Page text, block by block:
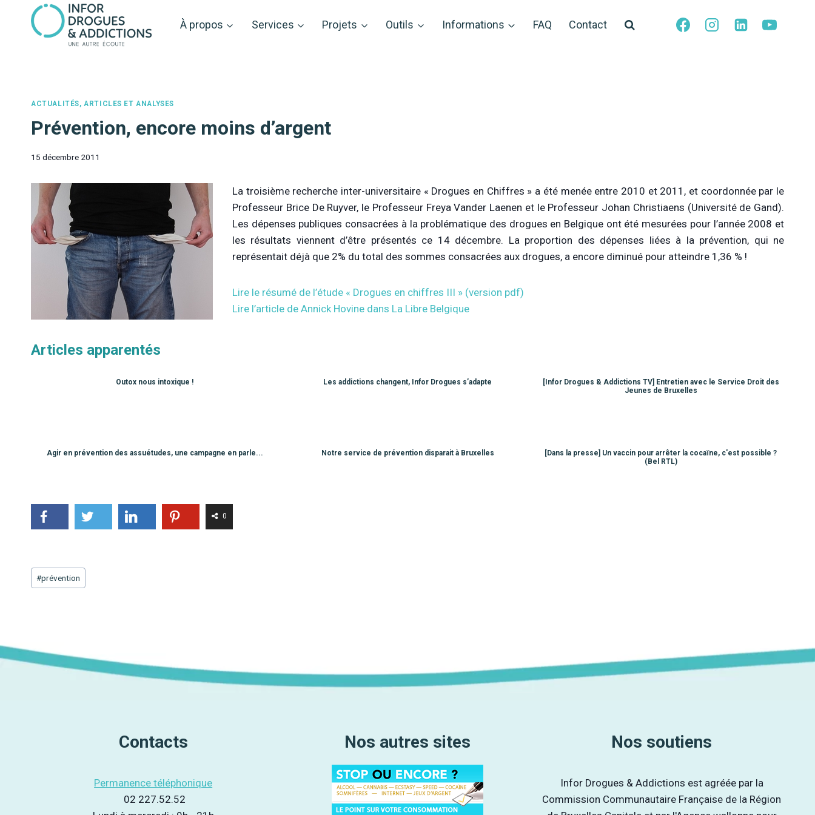
À propos Services Projets Outils Informations FAQ Contact
ACTUALITÉS, ARTICLES ET ANALYSES
Prévention, encore moins d’argent
15 décembre 2011
La troisième recherche inter-universitaire « Drogues en Chiffres » a été menée entre 2010 et 2011, et coordonnée par le
Professeur Brice De Ruyver, le Professeur Freya Vander Laenen et le Professeur Johan Christiaens (Université de Gand).
Les dépenses publiques consacrées à la problématique des drogues en Belgique ont été mesurées pour l’année 2008 et
les résultats viennent d’être présentés ce 14 décembre. La proportion des dépenses liées à la prévention, qui ne
représentait déjà que 2% du total des sommes consacrées aux drogues, a encore diminué pour atteindre 1,36 % !
Lire le résumé de l’étude « Drogues en chiffres III » (version pdf)
Lire l’article de Annick Hovine dans La Libre Belgique
Articles apparentés
Outox nous intoxique ! Les addictions changent, Infor Drogues s’adapte
[Infor Drogues & Addictions TV] Entretien avec le Service Droit des
Jeunes de Bruxelles
Agir en prévention des assuétudes, une campagne en parle... Notre service de prévention disparait à Bruxelles
[Dans la presse] Un vaccin pour arrêter la cocaïne, c'est possible ?
(Bel RTL)
0
Étiquettes
de
#prévention
Contacts
Permanence téléphonique
02 227.52.52
Nos autres sites Nos soutiens
Infor Drogues & Addictions est agréée par la
Commission Communautaire Française de la Région